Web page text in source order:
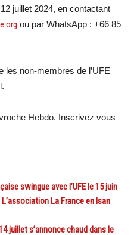
juillet 2024, en contactant
ou par WhatsApp : +66 85
les non-membres de l’UFE
Hebdo. Inscrivez vous
swingue avec l’UFE le 15 juin
La France en Isan
juillet s’annonce chaud dans le